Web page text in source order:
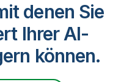
denen Sie
Ihrer AI-
können.